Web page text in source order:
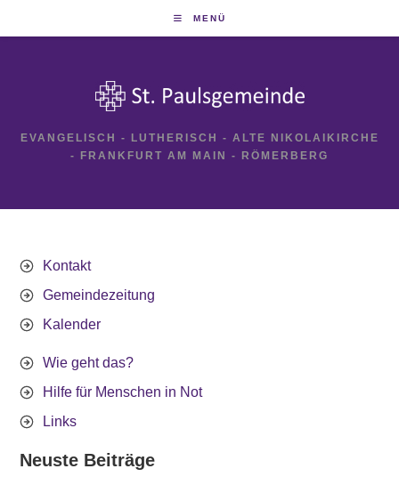
MENÜ
EVANGELISCH - LUTHERISCH - ALTE NIKOLAIKIRCHE
- FRANKFURT AM MAIN - RÖMERBERG
Kontakt
Gemeindezeitung
Kalender
Wie geht das?
Hilfe für Menschen in Not
Links
Neuste Beiträge